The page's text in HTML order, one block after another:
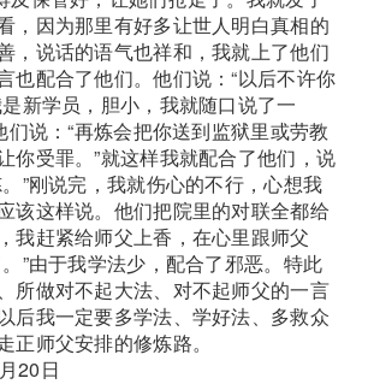
，因为那里有好多让世人明白真相的
，说话的语气也祥和，我就上了他们
也配合了他们。他们说：“以后不许你
新学员，胆小，我就随口说了一
们说：“再炼会把你送到监狱里或劳教
你受罪。”就这样我就配合了他们，说
”刚说完，我就伤心的不行，心想我
该这样说。他们把院里的对联全都给
我赶紧给师父上香，在心里跟师父
”由于我学法少，配合了邪恶。特此
所做对不起大法、对不起师父的一言
后我一定要多学法、学好法、多救众
正师父安排的修炼路。
20日